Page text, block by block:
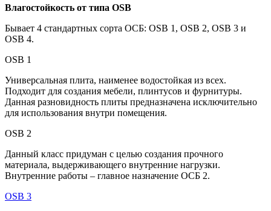
Влагостойкость от типа OSB
Бывает 4 стандартных сорта ОСБ: OSB 1, OSB 2, OSB 3 и
OSB 4.
OSB 1
Универсальная плита, наименее водостойкая из всех.
Подходит для создания мебели, плинтусов и фурнитуры.
Данная разновидность плиты предназначена исключительно
для использования внутри помещения.
OSB 2
Данный класс придуман с целью создания прочного
материала, выдерживающего внутренние нагрузки.
Внутренние работы – главное назначение ОСБ 2.
OSB 3